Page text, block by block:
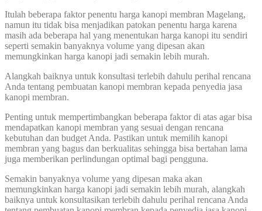
Itulah beberapa faktor penentu harga kanopi membran Magelang,
namun itu tidak bisa menjadikan patokan penentu harga karena
masih ada beberapa hal yang menentukan harga kanopi itu sendiri
seperti semakin banyaknya volume yang dipesan akan
memungkinkan harga kanopi jadi semakin lebih murah.
Alangkah baiknya untuk konsultasi terlebih dahulu perihal rencana
Anda tentang pembuatan kanopi membran kepada penyedia jasa
kanopi membran.
Penting untuk mempertimbangkan beberapa faktor di atas agar bisa
mendapatkan kanopi membran yang sesuai dengan rencana
kebutuhan dan budget Anda. Pastikan untuk memilih kanopi
membran yang bagus dan berkualitas sehingga bisa bertahan lama
juga memberikan perlindungan optimal bagi pengguna.
Semakin banyaknya volume yang dipesan maka akan
memungkinkan harga kanopi jadi semakin lebih murah, alangkah
baiknya untuk konsultasikan terlebih dahulu perihal rencana Anda